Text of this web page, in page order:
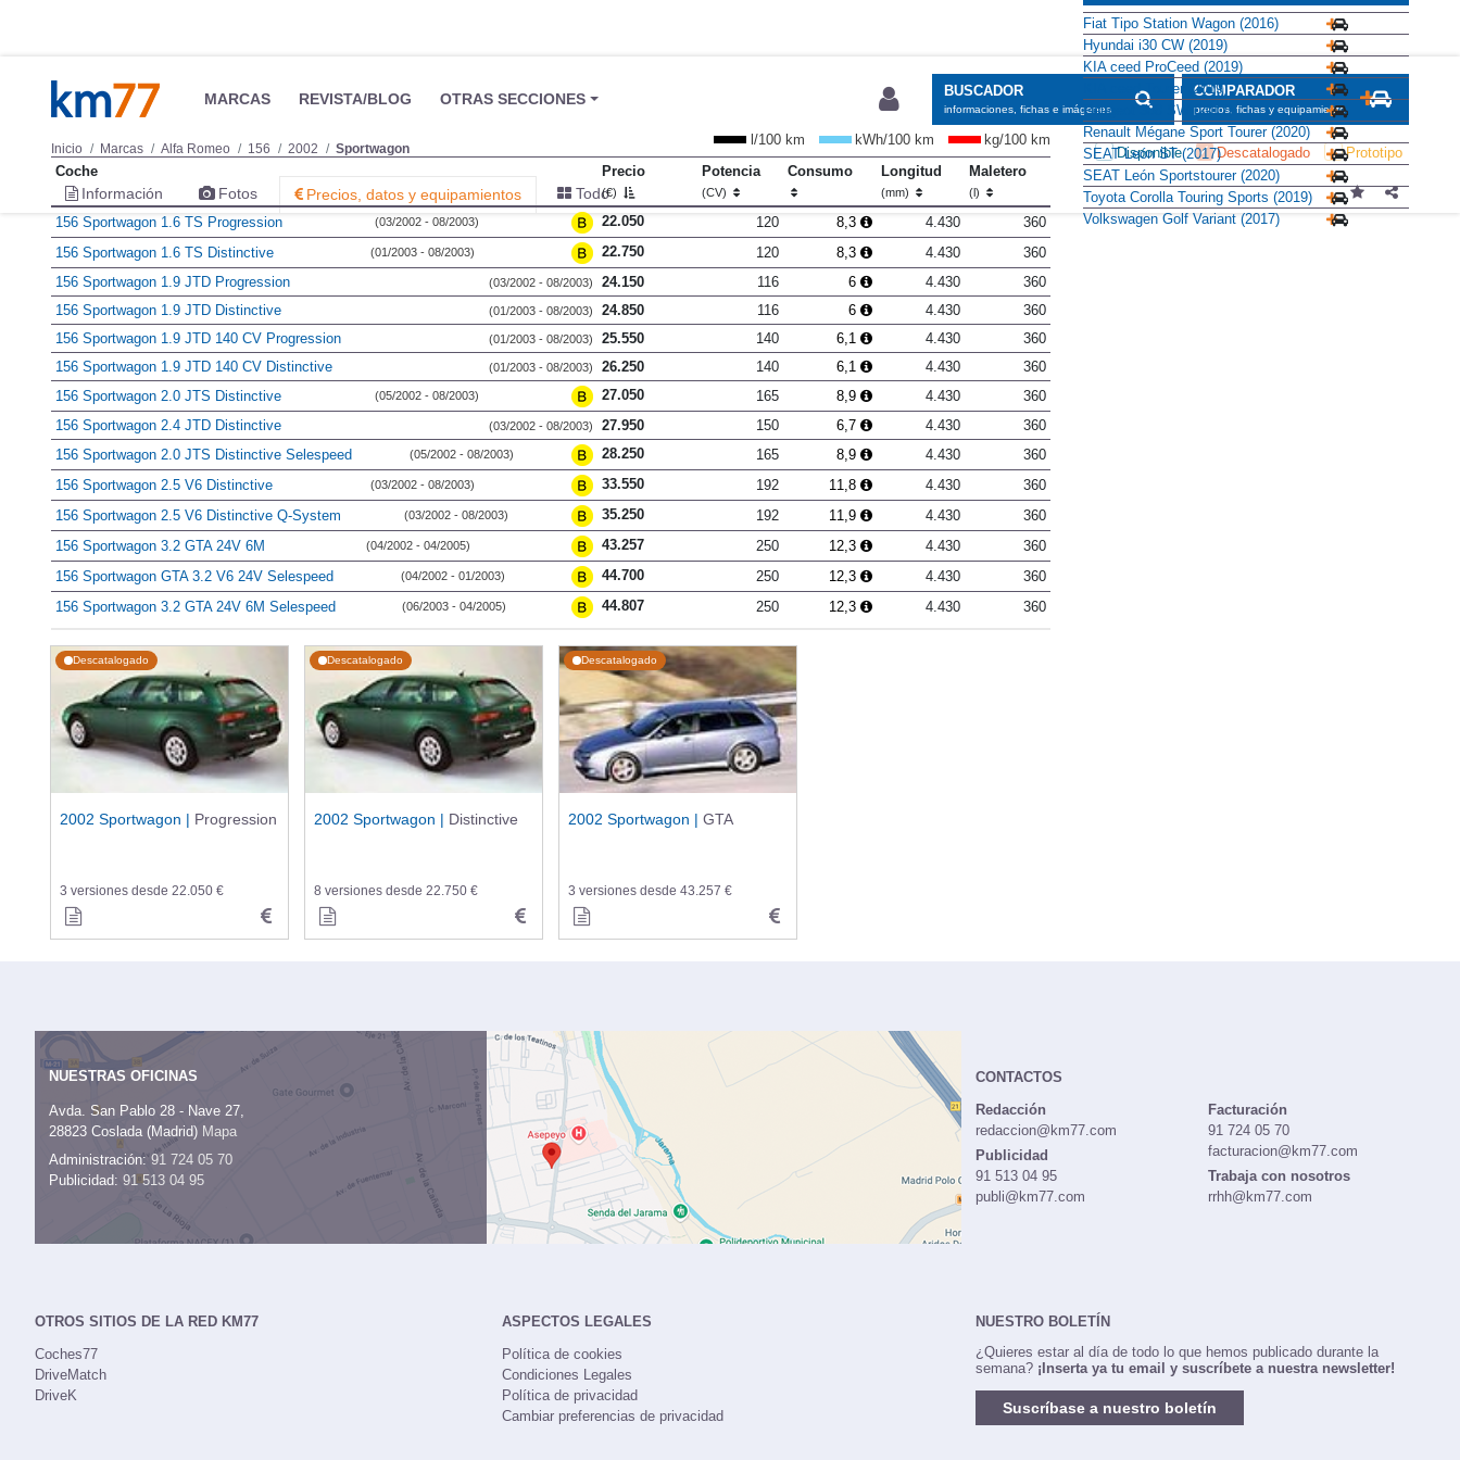
MARCAS REVISTA/BLOG OTRAS SECCIONES BUSCADOR
informaciones, fichas e imágenes
COMPARADOR
precios, fichas y equipamiento
Inicio Marcas Alfa Romeo 156 2002 Sportwagon Disponible Descatalogado Prototipo
Información Fotos Precios, datos y equipamientos Todo
l/100 km kWh/100 km
kg/100 km
Coche
Precio
(€)
Potencia
(CV)
Consumo Longitud
(mm)
Maletero
(l)
156 Sportwagon 1.6 TS Progression (03/2002 - 08/2003) 22.050 120 8,3 4.430
360
156 Sportwagon 1.6 TS Distinctive
(01/2003 - 08/2003) 22.750 120 8,3 4.430
360
156 Sportwagon 1.9 JTD Progression
(03/2002 - 08/2003) 24.150 116 6 4.430
360
156 Sportwagon 1.9 JTD Distinctive
(01/2003 - 08/2003) 24.850 116 6 4.430
360
156 Sportwagon 1.9 JTD 140 CV Progression
(01/2003 - 08/2003) 25.550 140 6,1 4.430
360
156 Sportwagon 1.9 JTD 140 CV Distinctive
(01/2003 - 08/2003) 26.250 140 6,1 4.430
360
156 Sportwagon 2.0 JTS Distinctive
(05/2002 - 08/2003) 27.050 165 8,9 4.430
360
156 Sportwagon 2.4 JTD Distinctive
(03/2002 - 08/2003) 27.950 150 6,7 4.430
360
156 Sportwagon 2.0 JTS Distinctive Selespeed
(05/2002 - 08/2003) 28.250 165 8,9 4.430
360
156 Sportwagon 2.5 V6 Distinctive
(03/2002 - 08/2003) 33.550 192 11,8 4.430
360
156 Sportwagon 2.5 V6 Distinctive Q-System
(03/2002 - 08/2003) 35.250 192 11,9 4.430
360
156 Sportwagon 3.2 GTA 24V 6M
(04/2002 - 04/2005) 43.257 250 12,3 4.430
360
156 Sportwagon GTA 3.2 V6 24V Selespeed
(04/2002 - 01/2003) 44.700 250 12,3 4.430
360
156 Sportwagon 3.2 GTA 24V 6M Selespeed
(06/2003 - 04/2005) 44.807 250 12,3 4.430 360
Descatalogado
2002 Sportwagon | Progression
3 versiones desde 22.050 €
Descatalogado
2002 Sportwagon | Distinctive
8 versiones desde 22.750 €
Descatalogado
2002 Sportwagon | GTA
3 versiones desde 43.257 €
Fiat Tipo Station Wagon (2016)
Hyundai i30 CW (2019)
KIA ceed ProCeed (2019)
KIA ceed Tourer (2019)
Peugeot 308 SW (2017)
Renault Mégane Sport Tourer (2020)
SEAT León ST (2017)
SEAT León Sportstourer (2020)
Toyota Corolla Touring Sports (2019)
Volkswagen Golf Variant (2017)
NUESTRAS OFICINAS
Avda. San Pablo 28 - Nave 27,
28823 Coslada (Madrid) Mapa
Administración:91 724 05 70
Publicidad: 91 513 04 95
CONTACTOS
Redacción
redaccion@km77.com
Publicidad
91 513 04 95
publi@km77.com
Facturación
91 724 05 70
facturacion@km77.com
Trabaja con nosotros
rrhh@km77.com
OTROS SITIOS DE LA RED KM77
Coches77
DriveMatch
DriveK
ASPECTOS LEGALES
Política de cookies
Condiciones Legales
Política de privacidad
Cambiar preferencias de privacidad
NUESTRO BOLETÍN
¿Quieres estar al día de todo lo que hemos publicado durante la
semana? ¡Inserta ya tu email y suscríbete a nuestra newsletter!
Suscríbase a nuestro boletín